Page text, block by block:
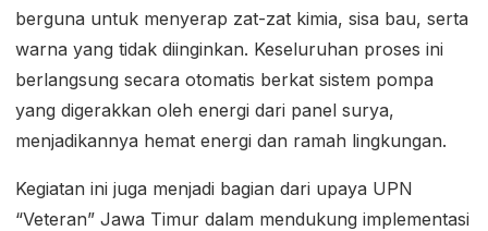
berguna untuk menyerap zat-zat kimia, sisa bau, serta
warna yang tidak diinginkan. Keseluruhan proses ini
berlangsung secara otomatis berkat sistem pompa
yang digerakkan oleh energi dari panel surya,
menjadikannya hemat energi dan ramah lingkungan.
Kegiatan ini juga menjadi bagian dari upaya UPN
“Veteran” Jawa Timur dalam mendukung implementasi